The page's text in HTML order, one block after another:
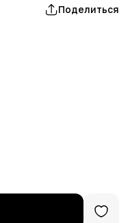
Поделиться